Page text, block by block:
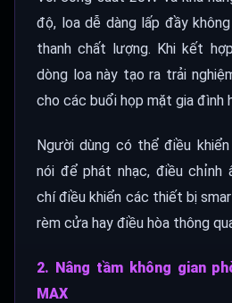
độ, loa dễ dàng lấp đầy
thanh chất lượng. Khi kết
dòng loa này tạo ra trải
cho các buổi họp mặt gia đình
Người dùng có thể điều khiển
nói để phát nhạc, điều chỉnh
chí điều khiển các thiết bị
rèm cửa hay điều hòa thông
2. Nâng tầm không gian
MAX